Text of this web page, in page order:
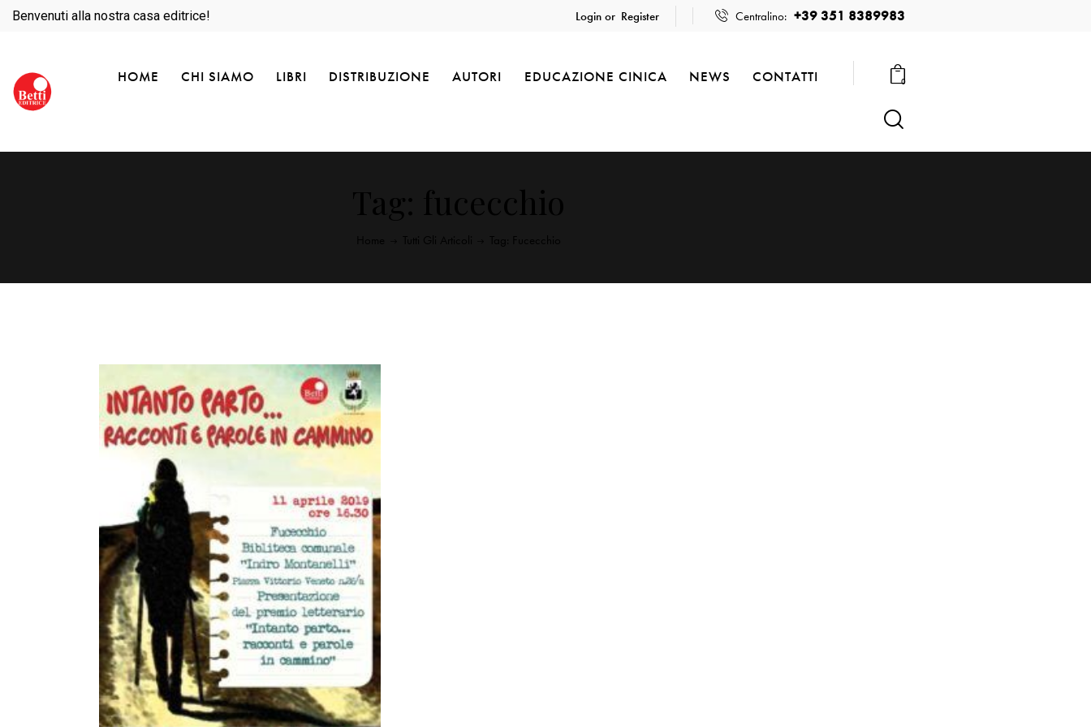
Benvenuti alla nostra casa editrice! Login or Register Centralino: +39 351 8389983
HOME CHI SIAMO LIBRI DISTRIBUZIONE AUTORI EDUCAZIONE CINICA NEWS CONTATTI 0